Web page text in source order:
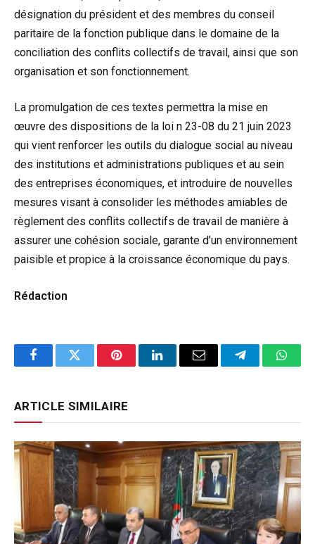
désignation du président et des membres du conseil
paritaire de la fonction publique dans le domaine de la
conciliation des conflits collectifs de travail, ainsi que son
organisation et son fonctionnement.
La promulgation de ces textes permettra la mise en
œuvre des dispositions de la loi n 23-08 du 21 juin 2023
qui vient renforcer les outils du dialogue social au niveau
des institutions et administrations publiques et au sein
des entreprises économiques, et introduire de nouvelles
mesures visant à consolider les méthodes amiables de
règlement des conflits collectifs de travail de manière à
assurer une cohésion sociale, garante d’un environnement
paisible et propice à la croissance économique du pays.
Rédaction
FacebookTwitter PinterestLinkedInEmail Telegram
ARTICLE SIMILAIRE